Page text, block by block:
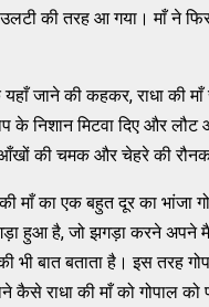
की तरह आ गया। माँ ने
यहाँ जाने की कहकर, राधा की
के निशान मिटवा दिए और
की चमक और चेहरे की रौनक
माँ का एक बहुत दूर का
हुआ है, जो झगड़ा करने अपने
बात बताता है। इस तरह
कैसे राधा की माँ को गोपाल